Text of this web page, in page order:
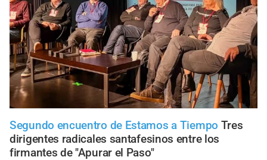
Segundo encuentro de Estamos a Tiempo Tres
dirigentes radicales santafesinos entre los
firmantes de "Apurar el Paso"